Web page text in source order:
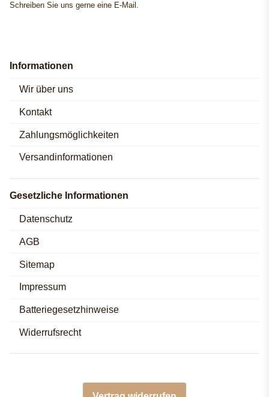
Schreiben Sie uns gerne eine E-Mail.
Informationen
Wir über uns
Kontakt
Zahlungsmöglichkeiten
Versandinformationen
Gesetzliche Informationen
Datenschutz
AGB
Sitemap
Impressum
Batteriegesetzhinweise
Widerrufsrecht